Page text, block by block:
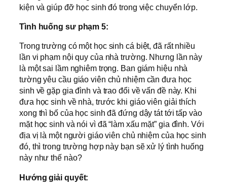
kiện và giúp đỡ học sinh đó trong việc chuyển lớp.
Tình huống sư phạm 5:
Trong trường có một học sinh cá biệt, đã rất nhiều
lần vi phạm nội quy của nhà trường. Nhưng lần này
là một sai lầm nghiêm trọng. Ban giám hiệu nhà
tường yêu cầu giáo viên chủ nhiệm cần đưa học
sinh về gặp gia đình và trao đổi về vấn đề này. Khi
đưa học sinh về nhà, trước khi giáo viên giải thích
xong thì bố của học sinh đã đứng dậy tát tới tấp vào
mặt học sinh và nói vì đã “làm xấu mặt” gia đình. Với
địa vị là một người giáo viên chủ nhiệm của học sinh
đó, thì trong trường hợp này bạn sẽ xử lý tình huống
này như thế nào?
Hướng giải quyết: